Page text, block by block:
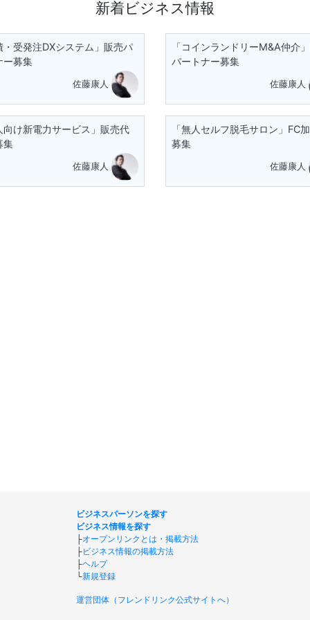
新着ビジネス情報
・受発注DXシステム」販売パ
ー募集
佐藤康人
「コインランドリーM&A仲介
パートナー募集
佐藤康人
向け新電力サービス」販売代
集
佐藤康人
「無人セルフ脱毛サロン」FC
募集
佐藤康人
ビジネスパーソンを探す
ビジネス情報を探す
├オープンリンクとは・掲載方法
├ビジネス情報の掲載方法
├ヘルプ
└新規登録
運営団体（フレンドリンク公式サイトへ）